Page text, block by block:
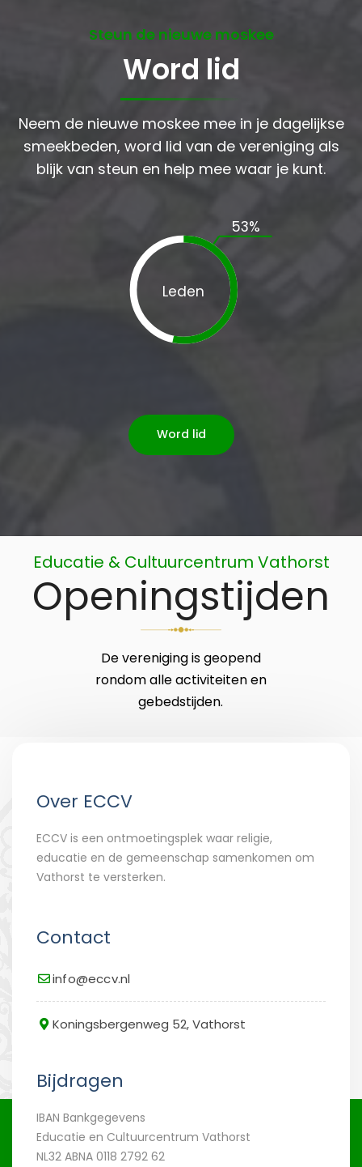
Steun de nieuwe moskee
Word lid
Neem de nieuwe moskee mee in je dagelijkse
smeekbeden, word lid van de vereniging als
blijk van steun en help mee waar je kunt.
Leden
53%
Word lid
Educatie & Cultuurcentrum Vathorst
Openingstijden
De vereniging is geopend
rondom alle activiteiten en
gebedstijden.
Over ECCV
ECCV is een ontmoetingsplek waar religie,
educatie en de gemeenschap samenkomen om
Vathorst te versterken.
Contact
info@eccv.nl
Koningsbergenweg 52, Vathorst
Bijdragen
IBAN Bankgegevens
Educatie en Cultuurcentrum Vathorst
NL32 ABNA 0118 2792 62